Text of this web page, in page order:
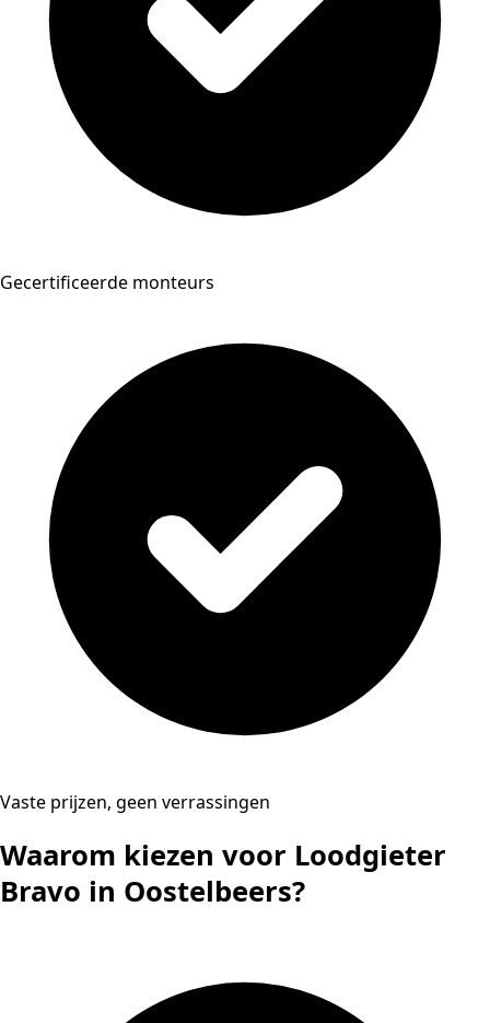
Gecertificeerde monteurs
Vaste prijzen, geen verrassingen
Waarom kiezen voor Loodgieter
Bravo in Oostelbeers?